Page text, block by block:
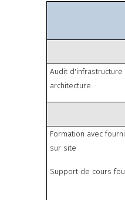
Audit
architecture.
Formation avec
sur site
Support de cours